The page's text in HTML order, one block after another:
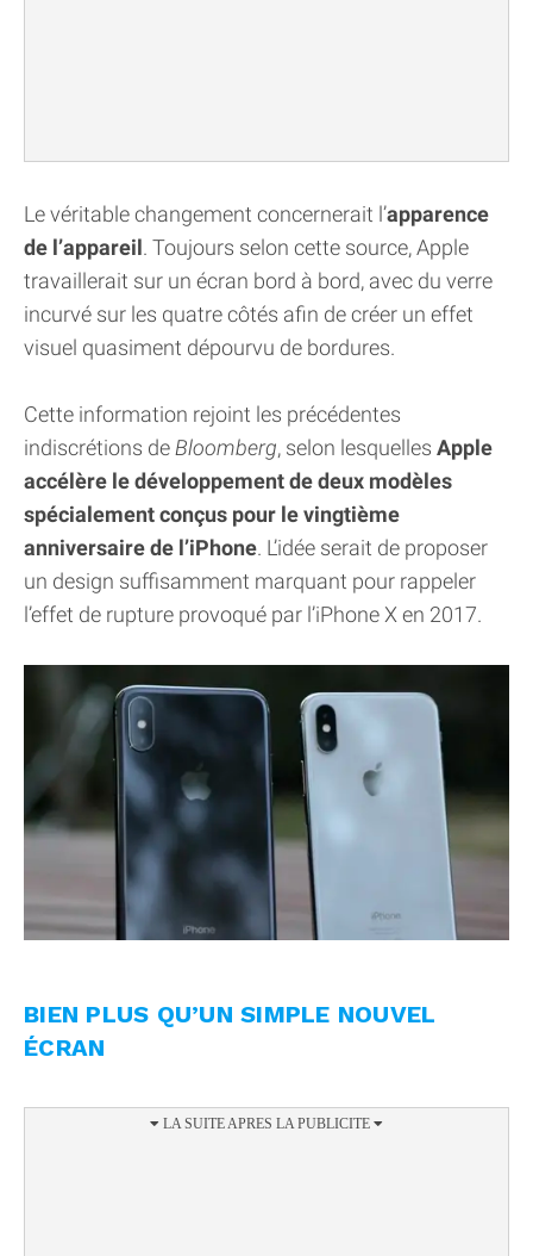
Le véritable changement concernerait l’apparence
de l’appareil. Toujours selon cette source, Apple
travaillerait sur un écran bord à bord, avec du verre
incurvé sur les quatre côtés afin de créer un effet
visuel quasiment dépourvu de bordures.
Cette information rejoint les précédentes
indiscrétions de Bloomberg, selon lesquelles Apple
accélère le développement de deux modèles
spécialement conçus pour le vingtième
anniversaire de l’iPhone. L’idée serait de proposer
un design suffisamment marquant pour rappeler
l’effet de rupture provoqué par l’iPhone X en 2017.
BIEN PLUS QU’UN SIMPLE NOUVEL
ÉCRAN